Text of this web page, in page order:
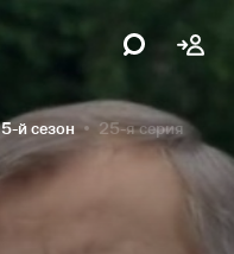
5-й сезон 25-я серия